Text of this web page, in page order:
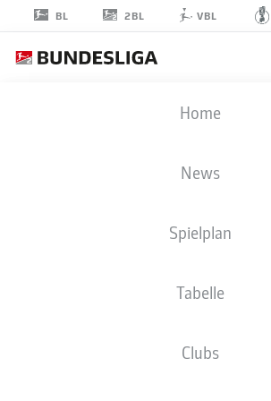
BL 2BL VBL
Home
News
Spielplan
Tabelle
Clubs
EINTRACHT BRAUNSCHWEIG